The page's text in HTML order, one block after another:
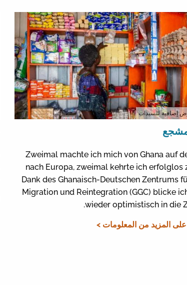
إضافية للسيدات
مشجع
Zweimal machte ich mich von Ghana auf
nach Europa, zweimal kehrte ich erfolglos
Dank des Ghanaisch-Deutschen Zentrums
Migration und Reintegration (GGC) blicke
wieder optimistisch in die
على المزيد من المعلومات >